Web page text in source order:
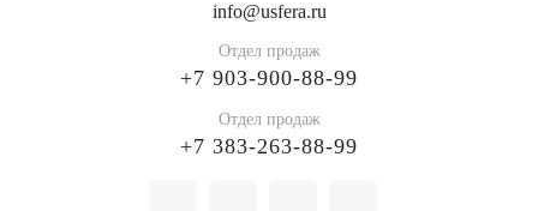
info@usfera.ru
Отдел продаж
+7 903-900-88-99
Отдел продаж
+7 383-263-88-99